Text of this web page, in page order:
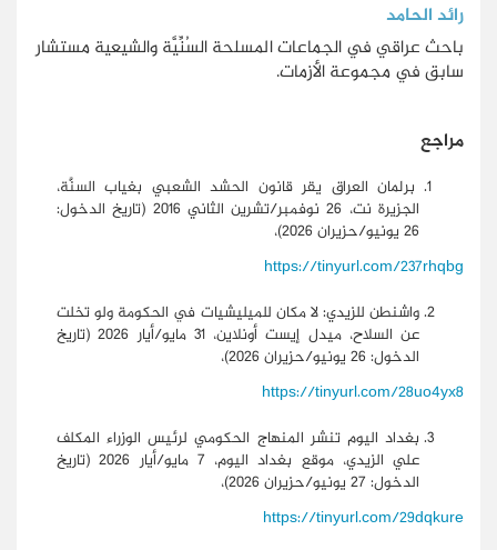
رائد الحامد
باحث عراقي في الجماعات المسلحة السُنِّيَّة والشيعية مستشار
سابق في مجموعة الأزمات.
مراجع
برلمان العراق يقر قانون الحشد الشعبي بغياب السنَّة،
الجزيرة نت، 26 نوفمبر/تشرين الثاني 2016 (تاريخ الدخول:
26 يونيو/حزيران 2026)،
https://tinyurl.com/237rhqbg
واشنطن للزيدي: لا مكان للميليشيات في الحكومة ولو تخلت
عن السلاح، ميدل إيست أونلاين، 31 مايو/أيار 2026 (تاريخ
الدخول: 26 يونيو/حزيران 2026)،
https://tinyurl.com/28uo4yx8
بغداد اليوم تنشر المنهاج الحكومي لرئيس الوزراء المكلف
علي الزيدي، موقع بغداد اليوم، 7 مايو/أيار 2026 (تاريخ
الدخول: 27 يونيو/حزيران 2026)،
https://tinyurl.com/29dqkure